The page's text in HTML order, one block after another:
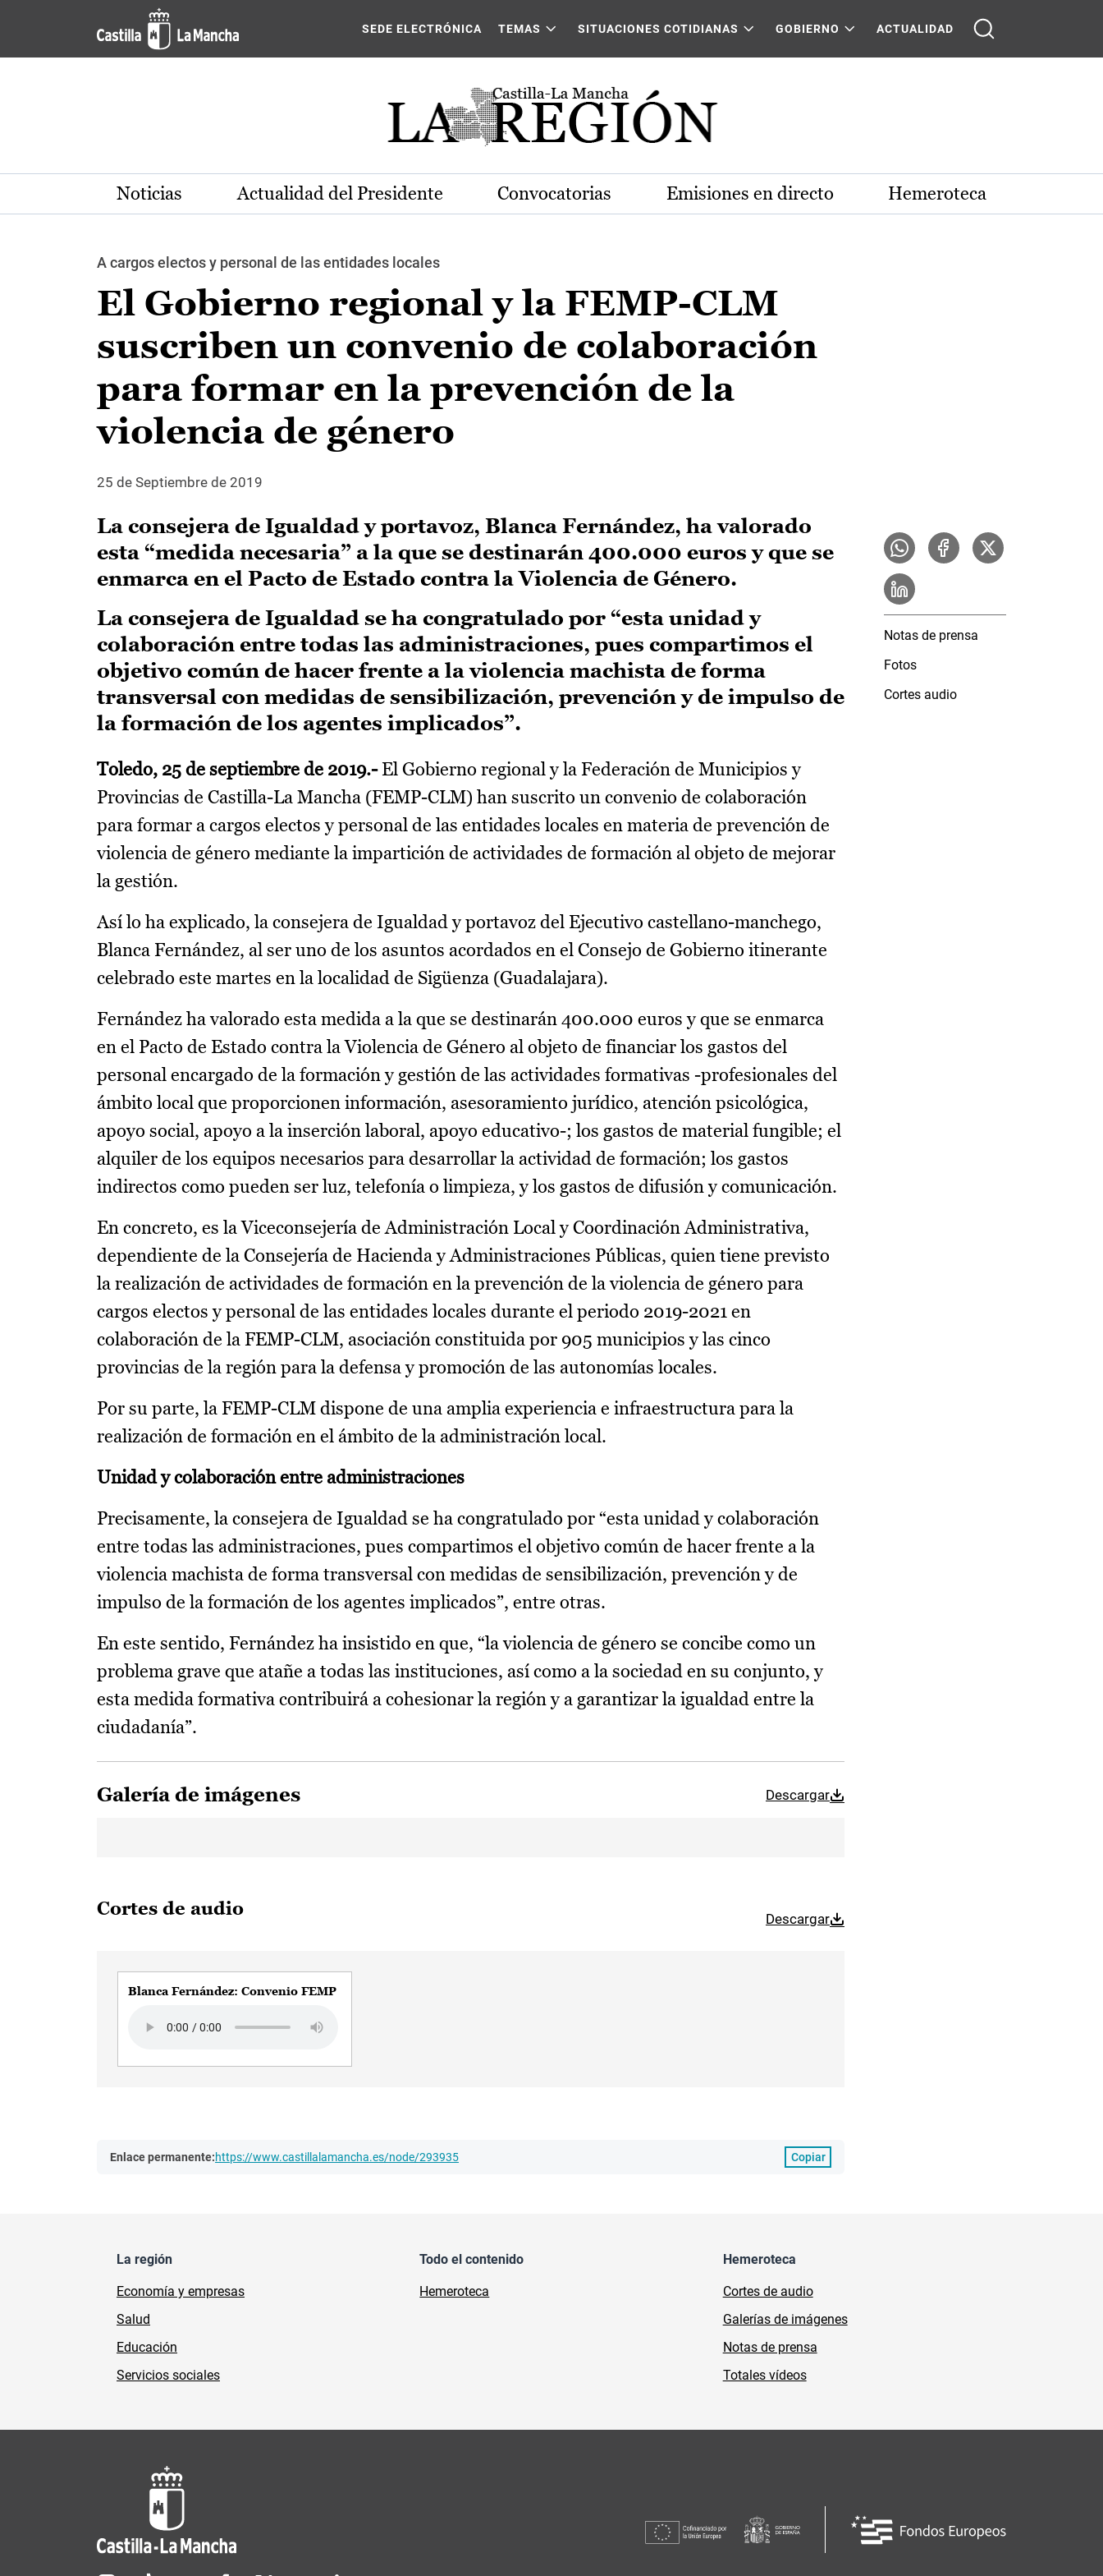
Pasar al contenido principal
SEDE ELECTRÓNICA TEMAS SITUACIONES COTIDIANAS GOBIERNO ACTUALIDAD
Noticias Actualidad del Presidente Convocatorias Emisiones en directo Hemeroteca
A cargos electos y personal de las entidades locales
El Gobierno regional y la FEMP-CLM
suscriben un convenio de colaboración
para formar en la prevención de la
violencia de género
25 de Septiembre de 2019
La consejera de Igualdad y portavoz, Blanca Fernández, ha valorado
esta “medida necesaria” a la que se destinarán 400.000 euros y que se
enmarca en el Pacto de Estado contra la Violencia de Género.
La consejera de Igualdad se ha congratulado por “esta unidad y
colaboración entre todas las administraciones, pues compartimos el
objetivo común de hacer frente a la violencia machista de forma
transversal con medidas de sensibilización, prevención y de impulso de
la formación de los agentes implicados”.
Toledo, 25 de septiembre de 2019.-El Gobierno regional y la Federación de Municipios y
Provincias de Castilla-La Mancha (FEMP-CLM) han suscrito un convenio de colaboración
para formar a cargos electos y personal de las entidades locales en materia de prevención de
violencia de género mediante la impartición de actividades de formación al objeto de mejorar
la gestión.
Así lo ha explicado, la consejera de Igualdad y portavoz del Ejecutivo castellano-manchego,
Blanca Fernández, al ser uno de los asuntos acordados en el Consejo de Gobierno itinerante
celebrado este martes en la localidad de Sigüenza (Guadalajara).
Fernández ha valorado esta medida a la que se destinarán 400.000 euros y que se enmarca
en el Pacto de Estado contra la Violencia de Género al objeto de financiar los gastos del
personal encargado de la formación y gestión de las actividades formativas -profesionales del
ámbito local que proporcionen información, asesoramiento jurídico, atención psicológica,
apoyo social, apoyo a la inserción laboral, apoyo educativo-; los gastos de material fungible; el
alquiler de los equipos necesarios para desarrollar la actividad de formación; los gastos
indirectos como pueden ser luz, telefonía o limpieza, y los gastos de difusión y comunicación.
En concreto, es la Viceconsejería de Administración Local y Coordinación Administrativa,
dependiente de la Consejería de Hacienda y Administraciones Públicas, quien tiene previsto
la realización de actividades de formación en la prevención de la violencia de género para
cargos electos y personal de las entidades locales durante el periodo 2019-2021 en
colaboración de la FEMP-CLM, asociación constituida por 905 municipios y las cinco
provincias de la región para la defensa y promoción de las autonomías locales.
Por su parte, la FEMP-CLM dispone de una amplia experiencia e infraestructura para la
realización de formación en el ámbito de la administración local.
Unidad y colaboración entre administraciones
Precisamente, la consejera de Igualdad se ha congratulado por “esta unidad y colaboración
entre todas las administraciones, pues compartimos el objetivo común de hacer frente a la
violencia machista de forma transversal con medidas de sensibilización, prevención y de
impulso de la formación de los agentes implicados”, entre otras.
En este sentido, Fernández ha insistido en que, “la violencia de género se concibe como un
problema grave que atañe a todas las instituciones, así como a la sociedad en su conjunto, y
esta medida formativa contribuirá a cohesionar la región y a garantizar la igualdad entre la
ciudadanía”.
Galería de imágenes Descargar
Cortes de audio Descargar
Blanca Fernández: Convenio FEMP
Enlace permanente:https://www.castillalamancha.es/node/293935 Copiar
Notas de prensa
Fotos
Cortes audio
La región
Economía y empresas
Salud
Educación
Servicios sociales
Todo el contenido
Hemeroteca
Hemeroteca
Cortes de audio
Galerías de imágenes
Notas de prensa
Totales vídeos